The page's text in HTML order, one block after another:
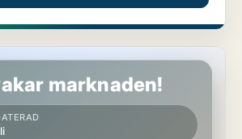
marknaden!